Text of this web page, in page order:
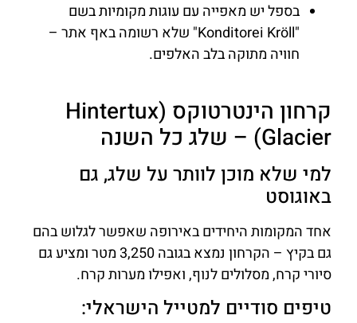
בספל יש מאפייה עם עוגות מקומיות בשם
"Konditorei Kröll" שלא רשומה באף אתר –
חוויה מתוקה בלב האלפים.
קרחון הינטרטוקס (Hintertux
Glacier) – שלג כל השנה
למי שלא מוכן לוותר על שלג, גם
באוגוסט
אחד המקומות היחידים באירופה שאפשר לגלוש בהם
גם בקיץ – הקרחון נמצא בגובה 3,250 מטר ומציע גם
סיורי קרח, מסלולים לנוף, ואפילו מערות קרח.
טיפים סודיים למטייל הישראלי: